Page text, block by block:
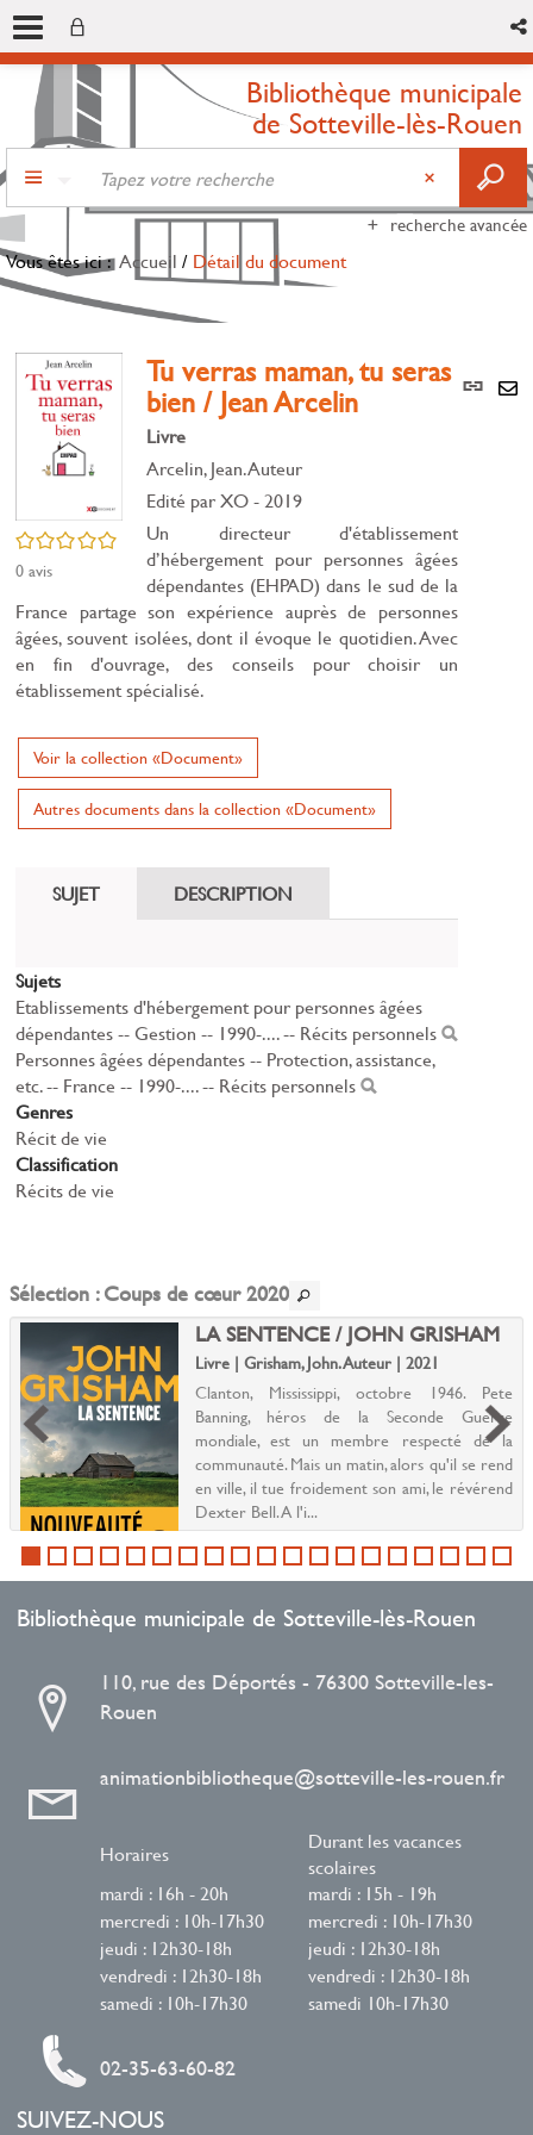
Bibliothèque municipale
de Sotteville-lès-Rouen
recherche avancée
Vous êtes ici : Accueil / Détail du document
Lien
/5
0avis
Tu verras maman, tu seras
bien / Jean Arcelin
Livre
Arcelin, Jean. Auteur
Edité parXO- 2019
Un directeur d'établissement
d’hébergement pour personnes âgées
dépendantes (EHPAD) dans le sud de la
France partage son expérience auprès de personnes
âgées, souvent isolées, dont il évoque le quotidien. Avec
en fin d'ouvrage, des conseils pour choisir un
établissement spécialisé.
Voir la collection «Document»
Autres documents dans la collection «Document»
SUJET DESCRIPTION
Sujets
Etablissements d'hébergement pour personnes âgées
dépendantes -- Gestion -- 1990-.... -- Récits personnels
Personnes âgées dépendantes -- Protection, assistance,
etc. -- France -- 1990-.... -- Récits personnels
Genres
Récit de vie
Classification
Récits de vie
Sélection : Coups de cœur 2020
LA SENTENCE / JOHN GRISHAM
Livre | Grisham, John. Auteur | 2021
Clanton, Mississippi, octobre 1946. Pete
Banning, héros de la Seconde Guerre
mondiale, est un membre respecté de la
communauté. Mais un matin, alors qu'il se rend
en ville, il tue froidement son ami, le révérend
Dexter Bell. A l'i...
Bibliothèque municipale de Sotteville-lès-Rouen
110, rue des Déportés - 76300 Sotteville-les-
Rouen
animationbibliotheque@sotteville-les-rouen.fr
Horaires
Durant les vacances
scolaires
mardi : 16h - 20h
mardi : 15h - 19h
mercredi : 10h-17h30
mercredi : 10h-17h30
jeudi : 12h30-18h
jeudi : 12h30-18h
vendredi : 12h30-18h
vendredi : 12h30-18h
samedi : 10h-17h30
samedi 10h-17h30
02-35-63-60-82
SUIVEZ-NOUS